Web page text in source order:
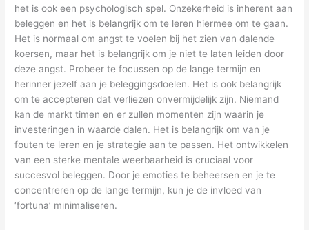
het is ook een psychologisch spel. Onzekerheid is inherent aan
beleggen en het is belangrijk om te leren hiermee om te gaan.
Het is normaal om angst te voelen bij het zien van dalende
koersen, maar het is belangrijk om je niet te laten leiden door
deze angst. Probeer te focussen op de lange termijn en
herinner jezelf aan je beleggingsdoelen. Het is ook belangrijk
om te accepteren dat verliezen onvermijdelijk zijn. Niemand
kan de markt timen en er zullen momenten zijn waarin je
investeringen in waarde dalen. Het is belangrijk om van je
fouten te leren en je strategie aan te passen. Het ontwikkelen
van een sterke mentale weerbaarheid is cruciaal voor
succesvol beleggen. Door je emoties te beheersen en je te
concentreren op de lange termijn, kun je de invloed van
‘fortuna’ minimaliseren.